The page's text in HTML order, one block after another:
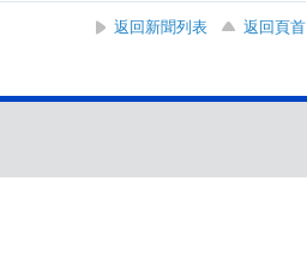
返回新聞列表
返回頁首